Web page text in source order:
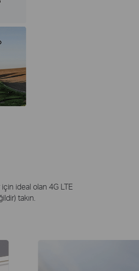
ideal olan 4G LTE
takın.